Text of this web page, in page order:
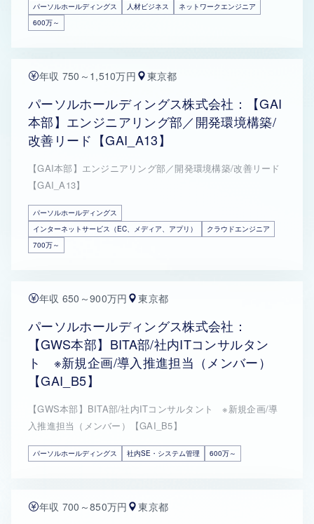
パーソルホールディングス 人材ビジネス
ネットワークエンジニア
600万～
年収 750～1,510万円 東京都
パーソルホールディングス株式会社：【GAI
本部】エンジニアリング部／開発環境構築/
改善リード【GAI_A13】
【GAI本部】エンジニアリング部／開発環境構築/改善リード
【GAI_A13】
パーソルホールディングス
インターネットサービス（EC、メディア、アプリ）
クラウドエンジニア
700万～
年収 650～900万円 東京都
パーソルホールディングス株式会社：
【GWS本部】BITA部/社内ITコンサルタン
ト ※新規企画/導入推進担当（メンバー）
【GAI_B5】
【GWS本部】BITA部/社内ITコンサルタント ※新規企画/導
入推進担当（メンバー）【GAI_B5】
パーソルホールディングス 社内SE・システム管理 600万～
年収 700～850万円 東京都